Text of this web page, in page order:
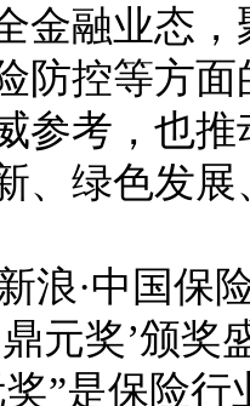
金融业态
防控等方
参考，也
、绿色发
浪·中国保
元奖’颁奖
奖”是保险